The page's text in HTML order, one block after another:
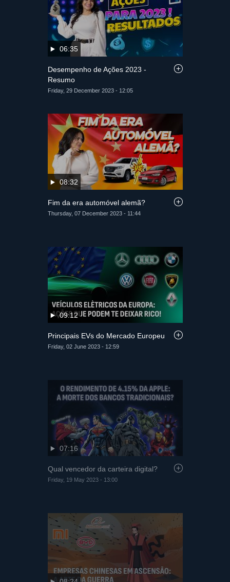
06:35
Desempenho de Ações 2023 -
Resumo
Friday, 29 December 2023 - 12:05
08:32
Fim da era automóvel alemã?
Thursday, 07 December 2023 - 11:44
09:12
Principais EVs do Mercado Europeu
Friday, 02 June 2023 - 12:59
07:16
Qual vencedor da carteira digital?
Friday, 19 May 2023 - 13:00